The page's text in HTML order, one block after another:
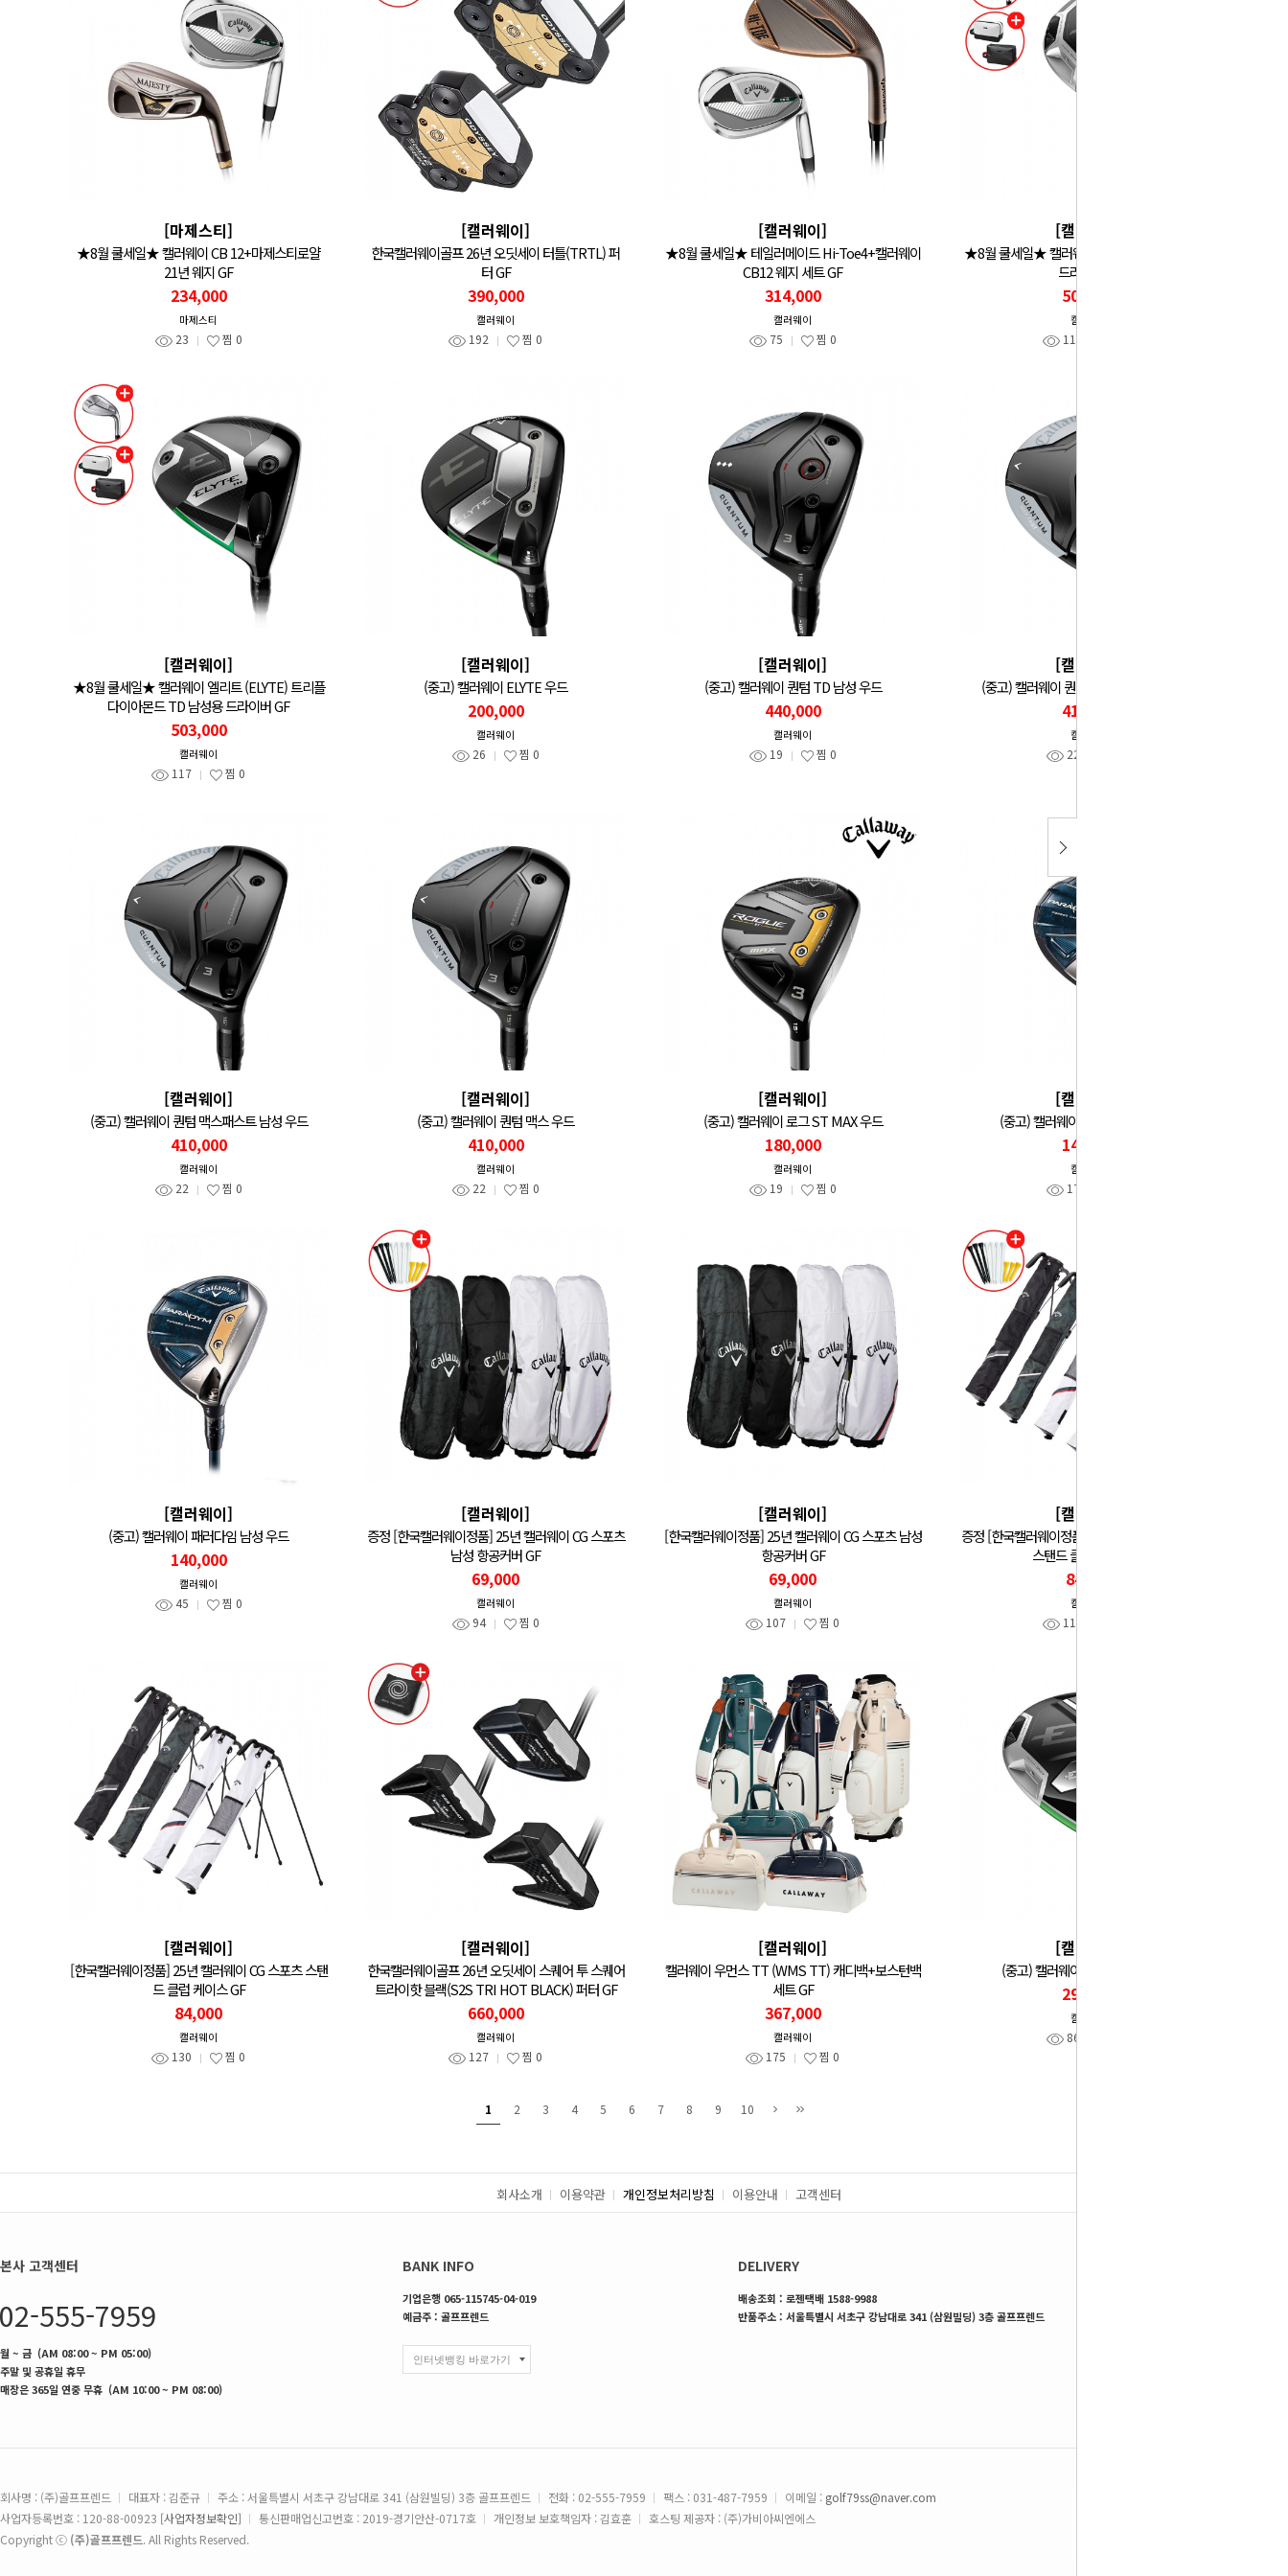
[마제스티]
★8월 쿨세일★ 캘러웨이 CB 12+마제스티로얄
21년 웨지 GF
234,000
마제스티
23 찜 0
[캘러웨이]
한국캘러웨이골프 26년 오딧세이 터틀(TRTL) 퍼
터 GF
390,000
캘러웨이
192 찜 0
[캘러웨이]
★8월 쿨세일★ 테일러메이드 Hi-Toe4+캘러웨이
CB12 웨지 세트 GF
314,000
캘러웨이
75 찜 0
[캘러웨이]
★8월 쿨세일★ 캘러웨이 엘리트 (ELYTE) 남성용
드라이버 GF
503,000
캘러웨이
111
[캘러웨이]
★8월 쿨세일★ 캘러웨이 엘리트 (ELYTE) 트리플
다이아몬드 TD 남성용 드라이버 GF
503,000
캘러웨이
117 찜 0
[캘러웨이]
(중고) 캘러웨이 ELYTE 우드
200,000
캘러웨이
26 찜 0
[캘러웨이]
(중고) 캘러웨이 퀀텀 TD 남성 우드
440,000
캘러웨이
19 찜 0
[캘러웨이]
(중고) 캘러웨이 퀀텀 맥스패스트 여성 우드
410,000
캘러웨이
22
[캘러웨이]
(중고) 캘러웨이 퀀텀 맥스패스트 남성 우드
410,000
캘러웨이
22 찜 0
[캘러웨이]
(중고) 캘러웨이 퀀텀 맥스 우드
410,000
캘러웨이
22 찜 0
[캘러웨이]
(중고) 캘러웨이 로그 ST MAX 우드
180,000
캘러웨이
19 찜 0
[캘러웨이]
(중고) 캘러웨이 패러다임 여성 우드
140,000
캘러웨이
17
[캘러웨이]
(중고) 캘러웨이 패러다임 남성 우드
140,000
캘러웨이
45 찜 0
[캘러웨이]
증정 [한국캘러웨이정품] 25년 캘러웨이 CG 스포츠
남성 항공커버 GF
69,000
캘러웨이
94 찜 0
[캘러웨이]
[한국캘러웨이정품] 25년 캘러웨이 CG 스포츠 남성
항공커버 GF
69,000
캘러웨이
107 찜 0
[캘러웨이]
증정 [한국캘러웨이정품] 25년 캘러웨이 CG 스포츠
스탠드 클럽 케이스 GF
84,000
캘러웨이
114
[캘러웨이]
[한국캘러웨이정품] 25년 캘러웨이 CG 스포츠 스탠
드 클럽 케이스 GF
84,000
캘러웨이
130 찜 0
[캘러웨이]
한국캘러웨이골프 26년 오딧세이 스퀘어 투 스퀘어
트라이핫 블랙(S2S TRI HOT BLACK) 퍼터 GF
660,000
캘러웨이
127 찜 0
[캘러웨이]
캘러웨이 우먼스 TT (WMS TT) 캐디백+보스턴백
세트 GF
367,000
캘러웨이
175 찜 0
[캘러웨이]
(중고) 캘러웨이 ELYTE X 드라이버
290,000
캘러웨이
86
1 2 3 4 5 6 7 8 9 10
회사소개 이용약관 개인정보처리방침 이용안내 고객센터
본사 고객센터
02-555-7959
월 ~ 금 (AM 08:00 ~ PM 05:00)
주말 및 공휴일 휴무
매장은 365일 연중 무휴 (AM 10:00 ~ PM 08:00)
BANK INFO
기업은행 065-115745-04-019
예금주 : 골프프렌드
DELIVERY
배송조회 : 로젠택배 1588-9988
반품주소 : 서울특별시 서초구 강남대로 341 (삼원빌딩) 3층 골프프렌드
회사명 : (주)골프프렌드 대표자 : 김준규 주소 : 서울특별시 서초구 강남대로 341 (삼원빌딩) 3층 골프프렌드 전화 : 02-555-7959 팩스 : 031-487-7959 이메일 : golf79ss@naver.com
사업자등록번호 : 120-88-00923 [사업자정보확인] 통신판매업신고번호 : 2019-경기안산-0717호 개인정보 보호책임자 : 김효훈
호스팅 제공자 : (주)가비아씨엔에스
Copyright ⓒ (주)골프프렌드. All Rights Reserved.